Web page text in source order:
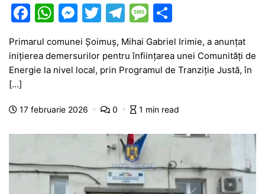
F
c
e
o
W
at
s
p
M
s
s
n
T
itt
er
T
e
gr
m
M
s
s
g
ta
je
z
Primarul comunei Șoimuș, Mihai Gabriel Irimie, a anunțat
inițierea demersurilor pentru înființarea unei Comunități de
Energie la nivel local, prin Programul de Tranziție Justă, în
[…]
17 februarie 2026 0 1 min read